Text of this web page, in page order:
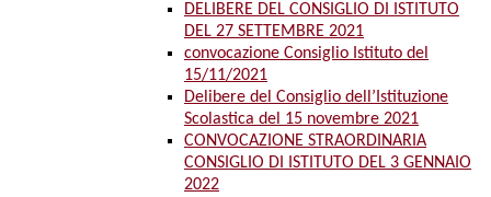
DELIBERE DEL CONSIGLIO DI ISTITUTO
DEL 27 SETTEMBRE 2021
convocazione Consiglio Istituto del
15/11/2021
Delibere del Consiglio dell’Istituzione
Scolastica del 15 novembre 2021
CONVOCAZIONE STRAORDINARIA
CONSIGLIO DI ISTITUTO DEL 3 GENNAIO
2022